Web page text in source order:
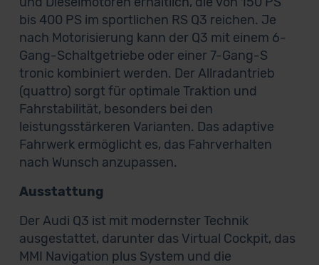
bis 400 PS im sportlichen RS Q3 reichen. Je
nach Motorisierung kann der Q3 mit einem 6-
Gang-Schaltgetriebe oder einer 7-Gang-S
tronic kombiniert werden. Der Allradantrieb
(quattro) sorgt für optimale Traktion und
Fahrstabilität, besonders bei den
leistungsstärkeren Varianten. Das adaptive
Fahrwerk ermöglicht es, das Fahrverhalten
nach Wunsch anzupassen.
Ausstattung
Der Audi Q3 ist mit modernster Technik
ausgestattet, darunter das Virtual Cockpit, das
MMI Navigation plus System und die